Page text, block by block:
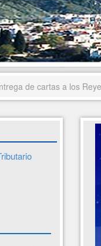
de cartas a los